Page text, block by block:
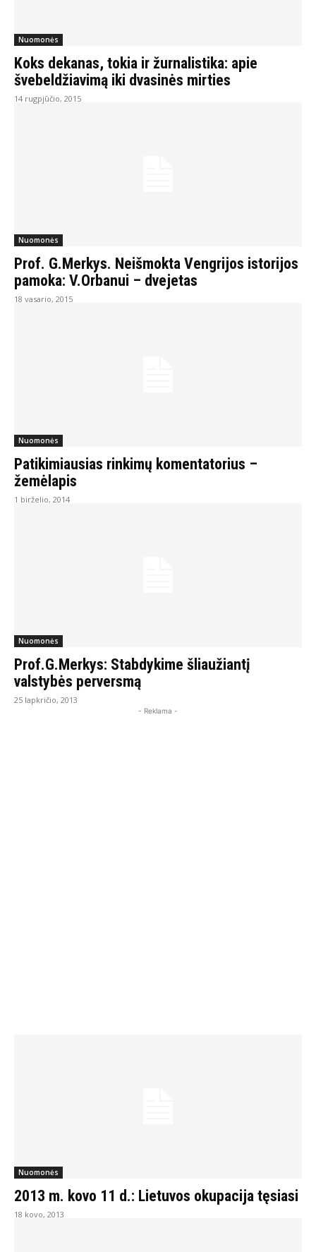
Nuomonės
Koks dekanas, tokia ir žurnalistika: apie
švebeldžiavimą iki dvasinės mirties
14 rugpjūčio, 2015
Nuomonės
Prof. G.Merkys. Neišmokta Vengrijos istorijos
pamoka: V.Orbanui – dvejetas
18 vasario, 2015
Nuomonės
Patikimiausias rinkimų komentatorius –
žemėlapis
1 birželio, 2014
Nuomonės
Prof.G.Merkys: Stabdykime šliaužiantį
valstybės perversmą
25 lapkričio, 2013
- Reklama -
Nuomonės
2013 m. kovo 11 d.: Lietuvos okupacija tęsiasi
18 kovo, 2013